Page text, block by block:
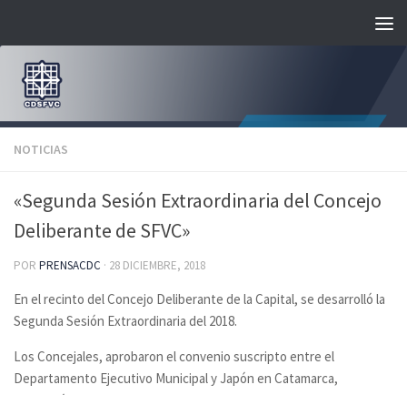
NOTICIAS
«Segunda Sesión Extraordinaria del Concejo
Deliberante de SFVC»
POR PRENSACDC · 28 DICIEMBRE, 2018
En el recinto del Concejo Deliberante de la Capital, se desarrolló la
Segunda Sesión Extraordinaria del 2018.
Los Concejales, aprobaron el convenio suscripto entre el
Departamento Ejecutivo Municipal y Japón en Catamarca,